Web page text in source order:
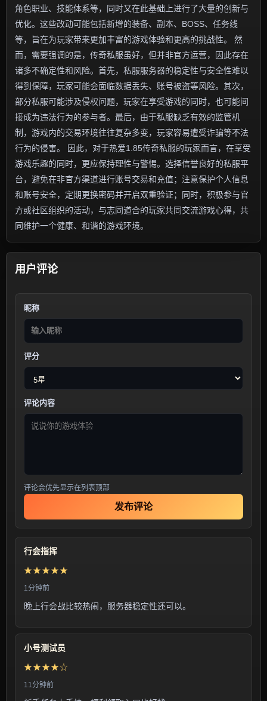
角色职业、技能体系等，同时又在此基础上进行了大量的创新与
优化。这些改动可能包括新增的装备、副本、BOSS、任务线
等，旨在为玩家带来更加丰富的游戏体验和更高的挑战性。 然
而，需要强调的是，传奇私服虽好，但并非官方运营，因此存在
诸多不确定性和风险。首先，私服服务器的稳定性与安全性难以
得到保障，玩家可能会面临数据丢失、账号被盗等风险。其次，
部分私服可能涉及侵权问题，玩家在享受游戏的同时，也可能间
接成为违法行为的参与者。最后，由于私服缺乏有效的监管机
制，游戏内的交易环境往往复杂多变，玩家容易遭受诈骗等不法
行为的侵害。 因此，对于热爱1.85传奇私服的玩家而言，在享受
游戏乐趣的同时，更应保持理性与警惕。选择信誉良好的私服平
台，避免在非官方渠道进行账号交易和充值；注意保护个人信息
和账号安全，定期更换密码并开启双重验证；同时，积极参与官
方或社区组织的活动，与志同道合的玩家共同交流游戏心得，共
同维护一个健康、和谐的游戏环境。
用户评论
昵称
评分
评论内容
评论会优先显示在列表顶部
发布评论
行会指挥
★★★★★
1分钟前
晚上行会战比较热闹，服务器稳定性还可以。
小号测试员
★★★★☆
11分钟前